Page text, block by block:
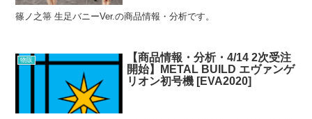
篠ノ之箒 生足バニーVer.の商品情報・分析です。
物販
【商品情報・分析・4/14 2次受注
開始】METAL BUILD エヴァンゲ
リオン初号機 [EVA2020]